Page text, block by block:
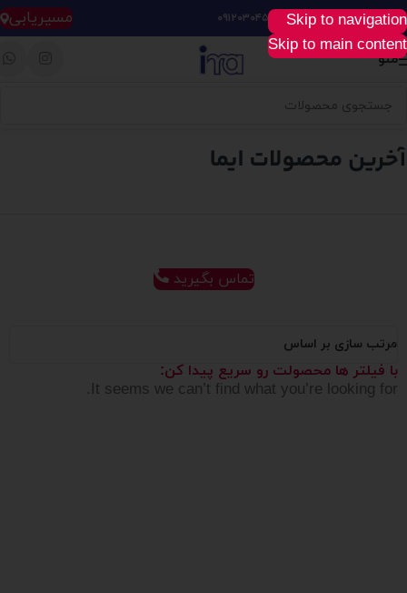
Skip to navigation
Skip to main content
خرید آسان، سریع و راحت : ۰۹۱۲۰۳۰۴۵۲۸ مسیریابی
منو
تماس بگیرید
مرتب سازی بر اساس
با فیلتر ها محصولت رو سریع پیدا کن:
It seems we can’t find what you’re looking for.